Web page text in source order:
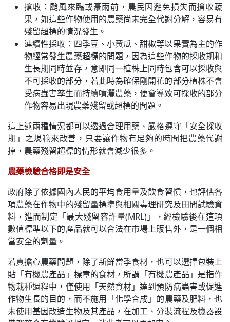
搶收：颱風來臨或豪雨前，農民因避免損失而搶收蔬
果，如這些作物使用的農藥尚未完全代謝分解，容易有
殘留超標的情況發生。
連續性採收：四季豆、小黃瓜、甜椒等以果實為主的作
物經常發生農藥超標的問題，因為這些作物的採收期和
生長期同時並存，意即同一植株上同時包含可以採收與
不可採收的部分，若此時為確保剛開花的部分植株不會
受病蟲害孳生而持續噴灑農藥，便會導致可採收的部分
作物容易出現農藥殘留或超標的問題。
這上述兩種情況都可以透過合理用藥、嚴格遵守「安全採收
期」之規範來改善，只要讓作物有足夠的時間把農藥代謝
掉，農藥殘留超標的情形就會減少很多。
農藥檢驗合格即是安全
政府除了依據國內人民的平均食用量及飲食習慣，也評估各
項農藥在作物中的殘留量標準與相關毒理研究及田間試驗資
料，進而制定「最大殘留容許量(MRL)」，經檢驗後在這項
數值標準以下的產品就可以合法在市場上販售外，是一個相
當安全的劑量。
若真擔心農藥問題，除了新鮮當季食材，也可以選擇包裝上
貼「有機農產品」標章的食材，所謂「有機農產品」是指作
物栽種過程中，僅使用「天然資材」達到預防病蟲害或促進
作物生長的目的，而不施用「化學合成」的農藥及肥料，也
未使用基因改造生物及其產品，在加工、分裝流程及機器設